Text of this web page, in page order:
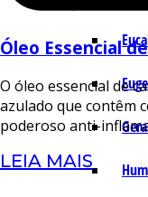
Óleo Essencial
O óleo essencial de
azulado que contêm
poderoso anti-
LEIA MAIS